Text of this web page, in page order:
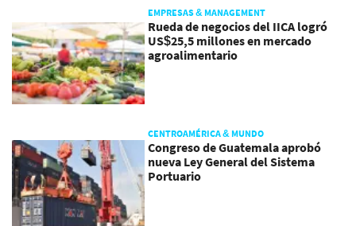
EMPRESAS & MANAGEMENT
Rueda de negocios del IICA logró
US$25,5 millones en mercado
agroalimentario
CENTROAMÉRICA & MUNDO
Congreso de Guatemala aprobó
nueva Ley General del Sistema
Portuario